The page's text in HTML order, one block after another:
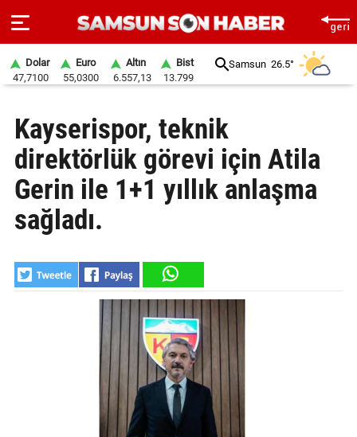
SAYFA
SAMSUN
HABER
SAMSUNSPOR
SİYASET
Dolar
47,7100
Euro
55,0300
Altın
6.557,13
Bist
13.799
Samsun 26.5°
Kayserispor, teknik
direktörlük görevi için Atila
Gerin ile 1+1 yıllık anlaşma
sağladı.